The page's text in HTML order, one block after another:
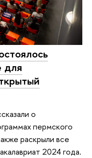
для
о
пермского
раскрыли все
2024 года.